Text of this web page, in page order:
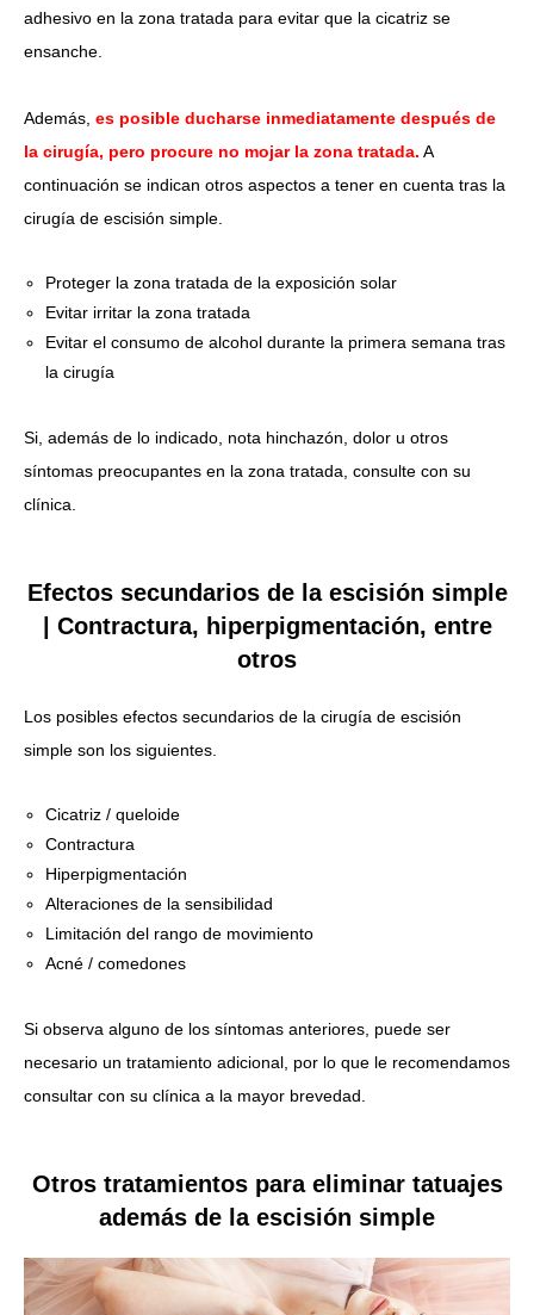
adhesivo en la zona tratada para evitar que la cicatriz se
ensanche.
Además, es posible ducharse inmediatamente después de
la cirugía, pero procure no mojar la zona tratada. A
continuación se indican otros aspectos a tener en cuenta tras la
cirugía de escisión simple.
Proteger la zona tratada de la exposición solar
Evitar irritar la zona tratada
Evitar el consumo de alcohol durante la primera semana tras
la cirugía
Si, además de lo indicado, nota hinchazón, dolor u otros
síntomas preocupantes en la zona tratada, consulte con su
clínica.
Efectos secundarios de la escisión simple
| Contractura, hiperpigmentación, entre
otros
Los posibles efectos secundarios de la cirugía de escisión
simple son los siguientes.
Cicatriz / queloide
Contractura
Hiperpigmentación
Alteraciones de la sensibilidad
Limitación del rango de movimiento
Acné / comedones
Si observa alguno de los síntomas anteriores, puede ser
necesario un tratamiento adicional, por lo que le recomendamos
consultar con su clínica a la mayor brevedad.
Otros tratamientos para eliminar tatuajes
además de la escisión simple